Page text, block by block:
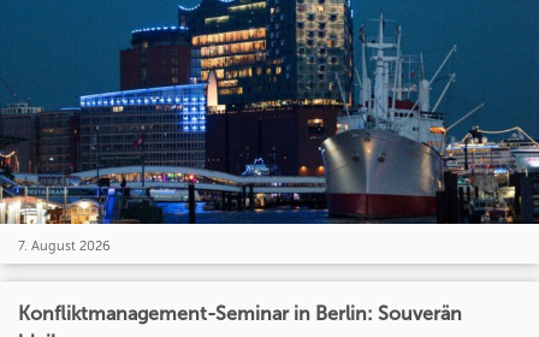
7. August 2026
Konfliktmanagement-Seminar in Berlin: Souverän